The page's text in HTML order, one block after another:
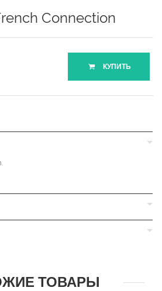
Connection
КУПИТЬ
ТОВАРЫ